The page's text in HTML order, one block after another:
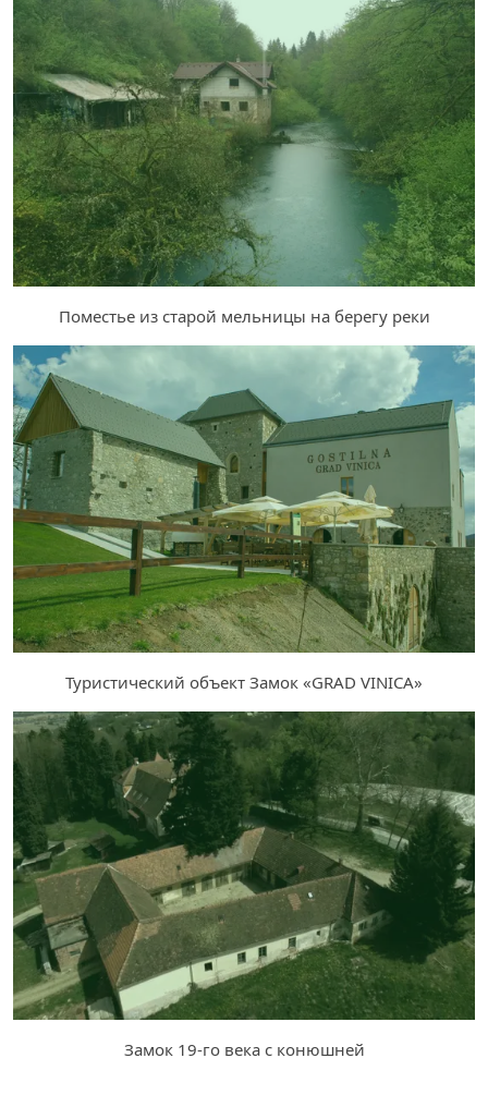
Поместье из старой мельницы на берегу реки
Туристический объект Замок «GRAD VINICA»
Замок 19-го века с конюшней